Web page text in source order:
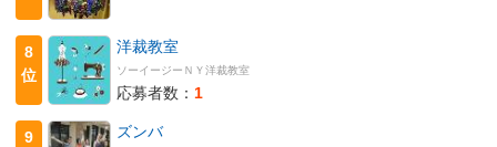
8
位
洋裁教室
ソーイージーＮＹ洋裁教室
応募者数： 1
9
ズンバ